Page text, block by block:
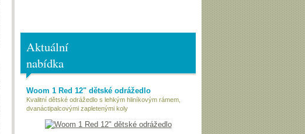
Aktuální
nabídka
Woom 1 Red 12" dětské odrážedlo
Kvalitní dětské odrážedlo s lehkým hliníkovým rámem,
dvanáctipalcovými zapletenými koly